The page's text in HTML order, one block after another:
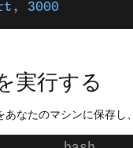
, 3000
実行する
あなたのマシンに保存し